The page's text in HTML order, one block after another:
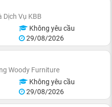
Dịch Vụ KBB
Không yêu cầu
29/08/2026
Woody Furniture
Không yêu cầu
29/08/2026